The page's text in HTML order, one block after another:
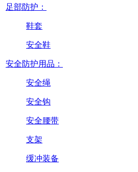
足部防护：
鞋套
安全鞋
安全防护用品：
安全绳
安全钩
安全腰带
支架
缓冲装备